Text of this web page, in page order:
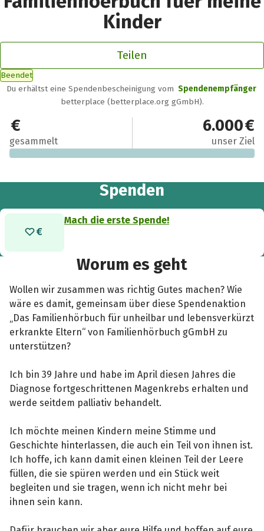
Kinder
Teilen
Beendet
Du erhältst eine Spendenbescheinigung vom Spendenempfänger
betterplace (betterplace.org gGmbH).
0 €
gesammelt
6.000 €
unser Ziel
Spenden
Mach die erste Spende!
Worum es geht
Wollen wir zusammen was richtig Gutes machen? Wie
wäre es damit, gemeinsam über diese Spendenaktion
„Das Familienhörbuch für unheilbar und lebensverkürzt
erkrankte Eltern“ von Familienhörbuch gGmbH zu
unterstützen?
Ich bin 39 Jahre und habe im April diesen Jahres die
Diagnose fortgeschrittenen Magenkrebs erhalten und
werde seitdem palliativ behandelt.
Ich möchte meinen Kindern meine Stimme und
Geschichte hinterlassen, die auch ein Teil von ihnen ist.
Ich hoffe, ich kann damit einen kleinen Teil der Leere
füllen, die sie spüren werden und ein Stück weit
begleiten und sie tragen, wenn ich nicht mehr bei
ihnen sein kann.